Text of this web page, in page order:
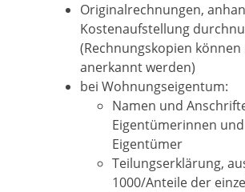
Originalrechnungen,
Kostenaufstellung
(Rechnungskopien
anerkannt werden)
bei Wohnungseigentum:
Namen und
Eigentümerinnen und
Eigentümer
Teilungserklärung,
1000/Anteile der